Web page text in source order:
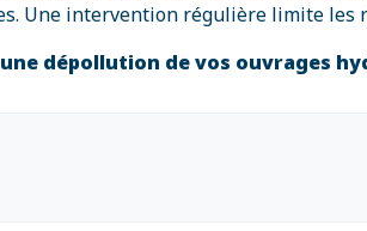
Une intervention régulière limite
dépollution de vos ouvrages